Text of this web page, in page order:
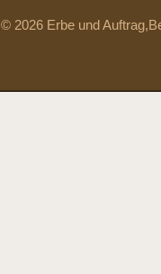
© 2026 Erbe und Auftrag,